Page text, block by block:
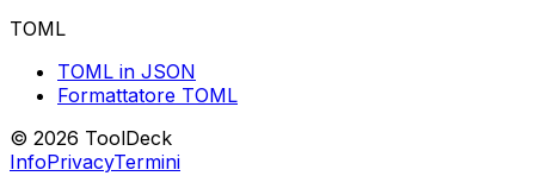
TOML
TOML in JSON
Formattatore TOML
© 2026 ToolDeck
InfoPrivacyTermini